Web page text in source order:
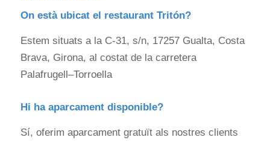
On està ubicat el restaurant Tritón?
Estem situats a la C‑31, s/n, 17257 Gualta, Costa
Brava, Girona, al costat de la carretera
Palafrugell–Torroella
Hi ha aparcament disponible?
Sí, oferim aparcament gratuït als nostres clients